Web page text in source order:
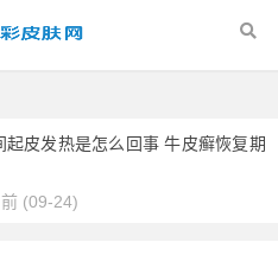
起皮发热是怎么回事 牛皮癣恢复期
(09-24)